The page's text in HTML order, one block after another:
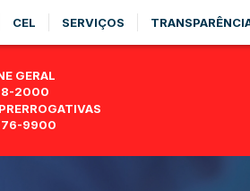
CEL SERVIÇOS
GERAL
2000
9900